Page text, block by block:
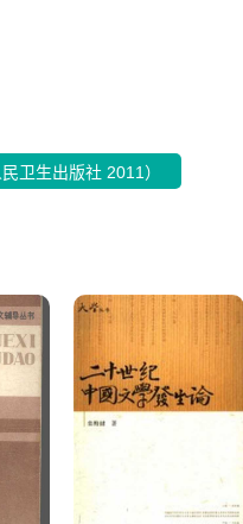
卫生出版社 2011）